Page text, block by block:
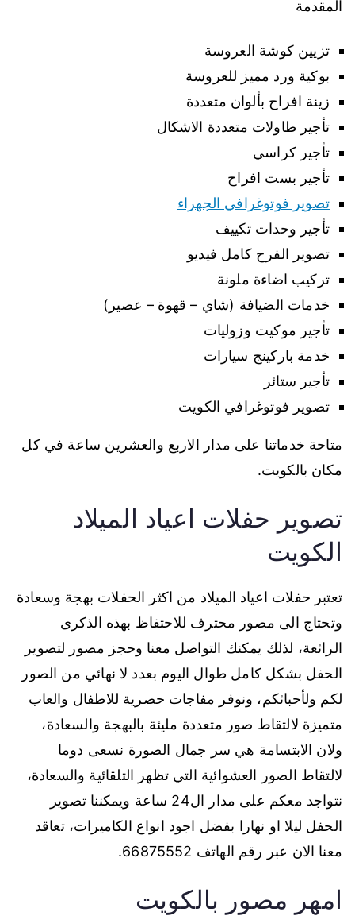
المقدمة
تزيين كوشة العروسة
بوكية ورد مميز للعروسة
زينة افراح بألوان متعددة
تأجير طاولات متعددة الاشكال
تأجير كراسي
تأجير بست افراح
تصوير فوتوغرافي الجهراء
تأجير وحدات تكييف
تصوير الفرح كامل فيديو
تركيب اضاءة ملونة
خدمات الضيافة (شاي – قهوة – عصير)
تأجير موكيت وزوليات
خدمة باركينج سيارات
تأجير ستائر
تصوير فوتوغرافي الكويت
متاحة خدماتنا على مدار الاربع والعشرين ساعة في كل
مكان بالكويت.
تصوير حفلات اعياد الميلاد
الكويت
تعتبر حفلات اعياد الميلاد من اكثر الحفلات بهجة وسعادة
وتحتاج الى مصور محترف للاحتفاظ بهذه الذكرى
الرائعة، لذلك يمكنك التواصل معنا وحجز مصور لتصوير
الحفل بشكل كامل طوال اليوم بعدد لا نهائي من الصور
لكم ولأحبائكم، ونوفر مفاجات حصرية للاطفال والعاب
متميزة لالتقاط صور متعددة مليئة بالبهجة والسعادة،
ولان الابتسامة هي سر جمال الصورة نسعى دوما
لالتقاط الصور العشوائية التي تظهر التلقائية والسعادة،
نتواجد معكم على مدار ال24 ساعة ويمكننا تصوير
الحفل ليلا او نهارا بفضل اجود انواع الكاميرات، تعاقد
معنا الان عبر رقم الهاتف 66875552.
امهر مصور بالكويت